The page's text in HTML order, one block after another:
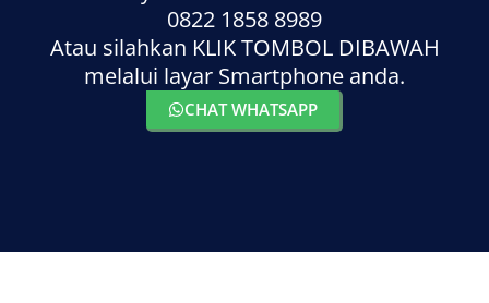
0822 1858 8989
Atau silahkan KLIK TOMBOL DIBAWAH
melalui layar Smartphone anda.
CHAT WHATSAPP